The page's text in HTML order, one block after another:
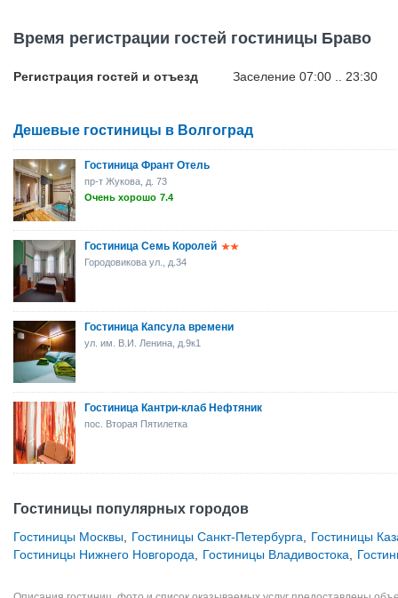
Время регистрации гостей гостиницы Браво
Регистрация гостей и отъезд Заселение 07:00 .. 23:30
Дешевые гостиницы в Волгоград
Гостиница Франт Отель
пр-т Жукова, д. 73
Очень хорошо 7.4
Гостиница Семь Королей
Городовикова ул., д.34
Гостиница Капсула времени
ул. им. В.И. Ленина, д.9к1
Гостиница Кантри-клаб Нефтяник
пос. Вторая Пятилетка
Гостиницы популярных городов
Гостиницы Москвы Гостиницы Санкт-Петербурга
Гостиницы
Гостиницы Нижнего Новгорода
Гостиницы Владивостока